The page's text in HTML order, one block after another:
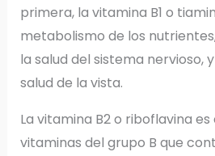
primera, la vitamina B1 o
metabolismo de los
la salud del sistema nervioso,
salud de la vista.
La vitamina B2 o riboflavina
vitaminas del grupo B que